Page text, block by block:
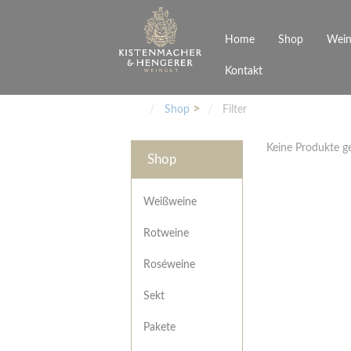
Home Shop
Weißweine
Roséweine
Junges Schwaben
Veranstaltungen
Kontakt
Shop Filter
Shop
Weißweine
Rotweine
Roséweine
Sekt
Pakete
Keine Produkte